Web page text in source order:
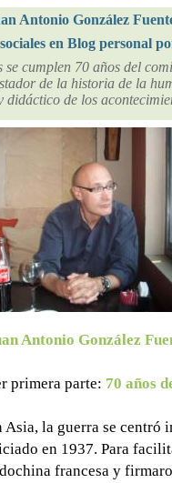
Antonio González
en Blog personal
se cumplen 70 años del
de la historia de la
didáctico de los
Antonio González
primera parte: 70 años
Asia, la guerra se
en 1937. Para
francesa y